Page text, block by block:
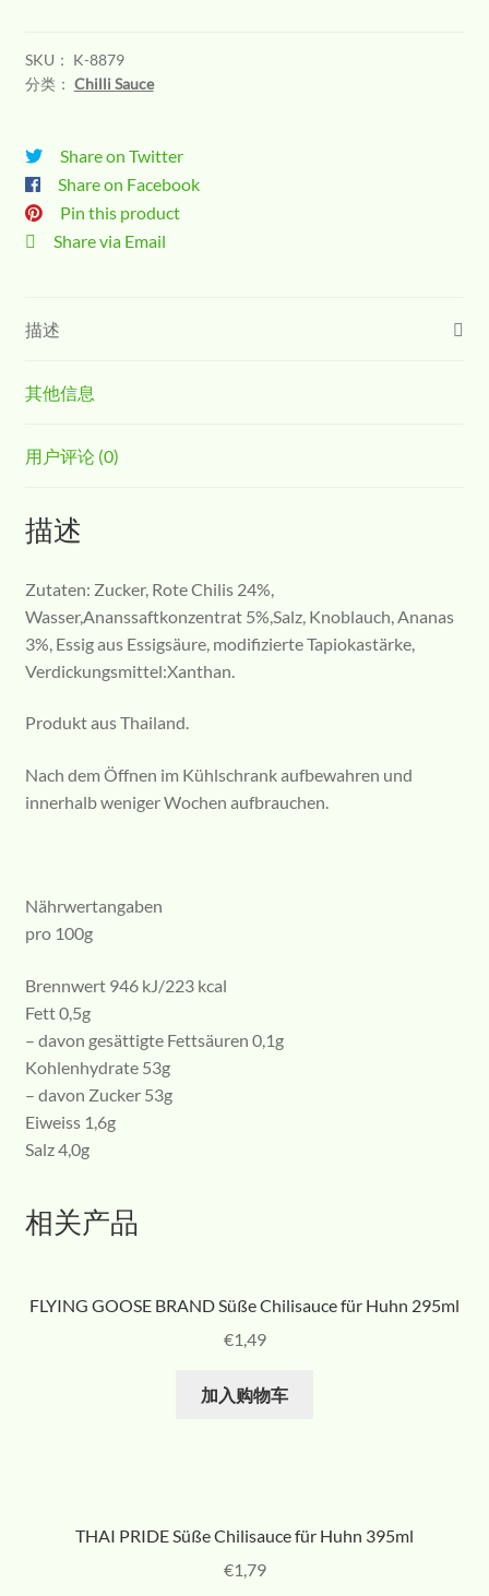
SKU： K-8879
分类： Chilli Sauce
Share on Twitter
Share on Facebook
Pin this product
Share via Email
描述
其他信息
用户评论 (0)
描述
Zutaten: Zucker, Rote Chilis 24%,
Wasser,Ananssaftkonzentrat 5%,Salz, Knoblauch, Ananas
3%, Essig aus Essigsäure, modifizierte Tapiokastärke,
Verdickungsmittel:Xanthan.
Produkt aus Thailand.
Nach dem Öffnen im Kühlschrank aufbewahren und
innerhalb weniger Wochen aufbrauchen.
Nährwertangaben
pro 100g
Brennwert 946 kJ/223 kcal
Fett 0,5g
– davon gesättigte Fettsäuren 0,1g
Kohlenhydrate 53g
– davon Zucker 53g
Eiweiss 1,6g
Salz 4,0g
相关产品
FLYING GOOSE BRAND Süße Chilisauce für Huhn 295ml
€1,49
加入购物车
THAI PRIDE Süße Chilisauce für Huhn 395ml
€1,79